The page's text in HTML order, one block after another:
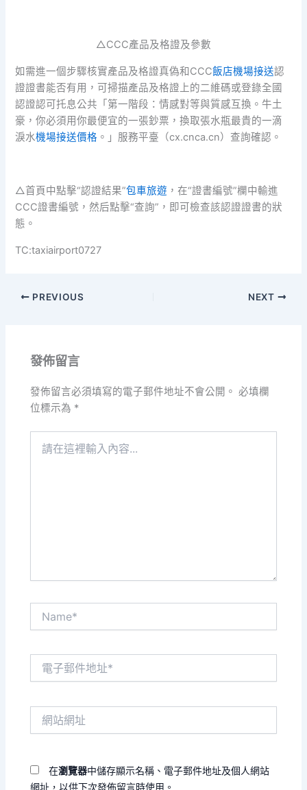
△CCC產品及格證及參數
如需進一個步驟核實產品及格證真偽和CCC飯店機場接送認
證證書能否有用，可掃描產品及格證上的二維碼或登錄全國
認證認可托息公共「第一階段：情感對等與質感互換。牛土
豪，你必須用你最便宜的一張鈔票，換取張水瓶最貴的一滴
淚水機場接送價格 。」服務平臺（cx.cnca.cn）查詢確認。
△首頁中點擊“認證結果”包車旅遊 ，在“證書編號”欄中輸進
CCC證書編號，然后點擊“查詢”，即可檢查該認證證書的狀
態。
TC:taxiairport0727
PREVIOUS NEXT
發佈留言
發佈留言必須填寫的電子郵件地址不會公開。 必填欄
位標示為 *
在瀏覽器中儲存顯示名稱、電子郵件地址及個人網站
網址，以供下次發佈留言時使用。